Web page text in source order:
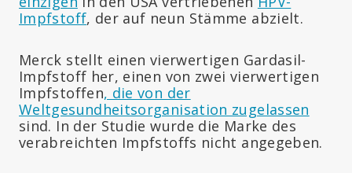
Impfstoff, der auf neun Stämme abzielt.
Merck stellt einen vierwertigen Gardasil-
Impfstoff her, einen von zwei vierwertigen
Impfstoffen, die von der
Weltgesundheitsorganisation zugelassen
sind. In der Studie wurde die Marke des
verabreichten Impfstoffs nicht angegeben.